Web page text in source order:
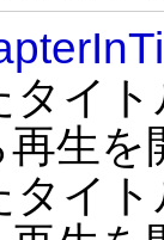
タイ
生を
タイ